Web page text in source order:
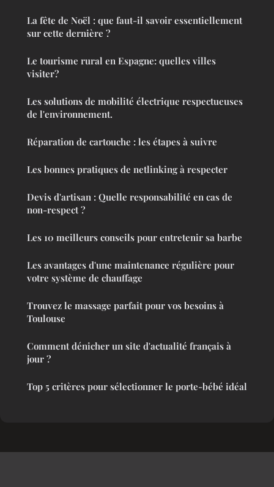
La fête de Noël : que faut-il savoir essentiellement
sur cette dernière ?
Le tourisme rural en Espagne: quelles villes
visiter?
Les solutions de mobilité électrique respectueuses
de l'environnement.
Réparation de cartouche : les étapes à suivre
Les bonnes pratiques de netlinking à respecter
Devis d'artisan : Quelle responsabilité en cas de
non-respect ?
Les 10 meilleurs conseils pour entretenir sa barbe
Les avantages d'une maintenance régulière pour
votre système de chauffage
Trouvez le massage parfait pour vos besoins à
Toulouse
Comment dénicher un site d'actualité français à
jour ?
Top 5 critères pour sélectionner le porte-bébé idéal